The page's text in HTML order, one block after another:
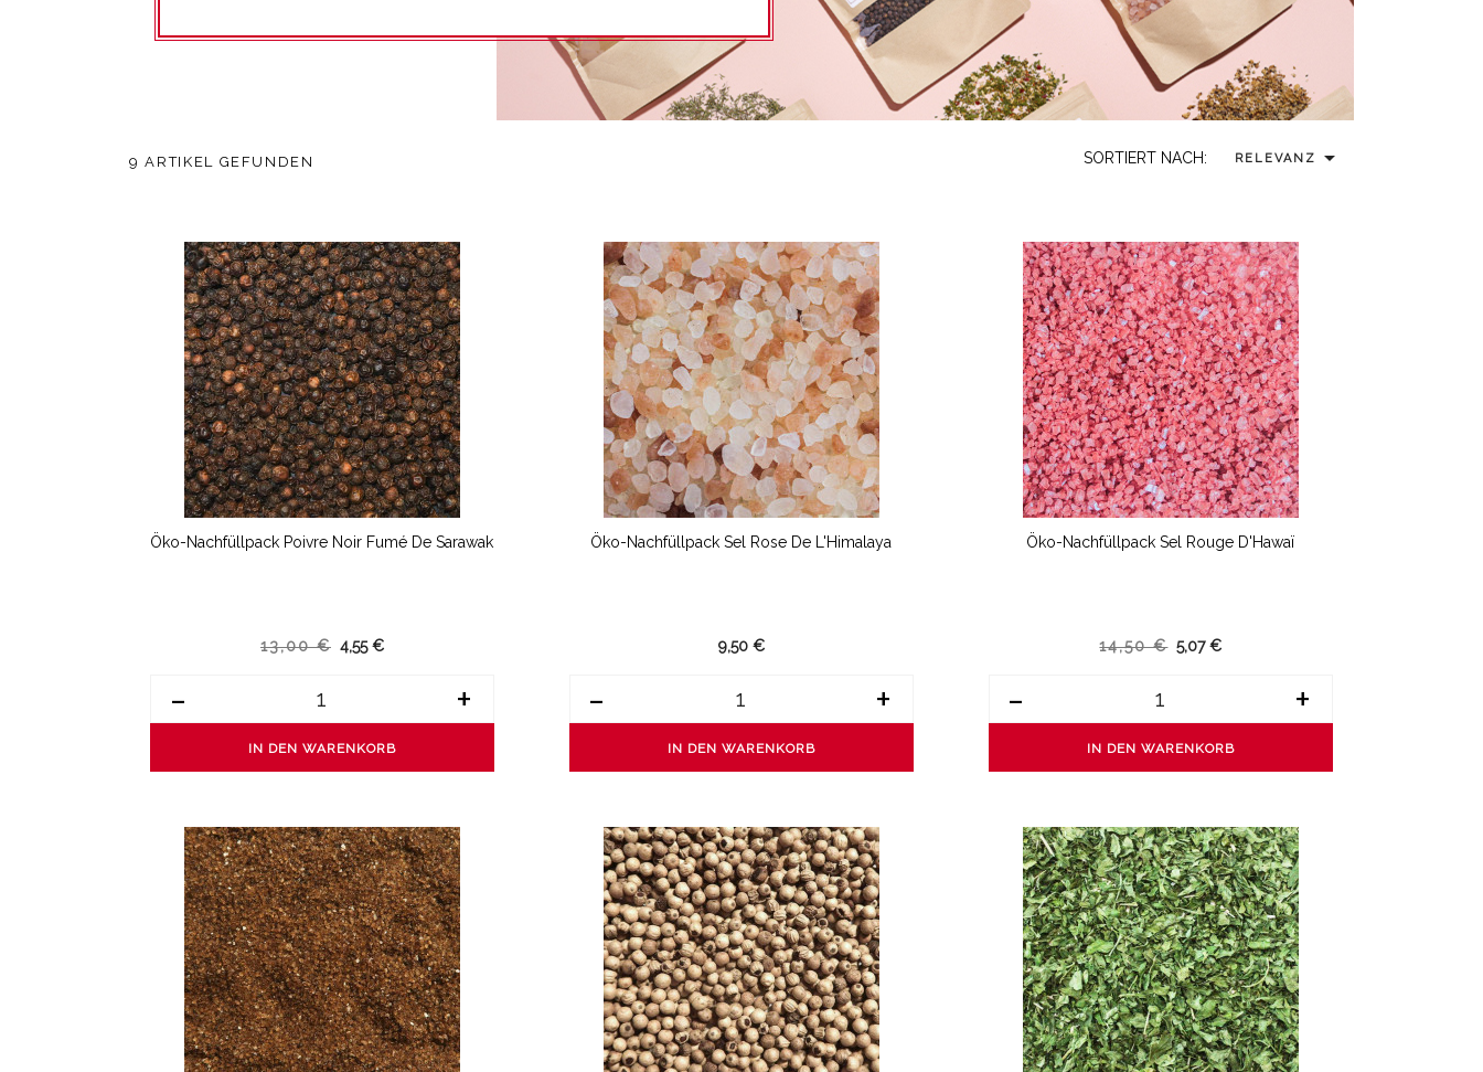
9 ARTIKEL GEFUNDEN SORTIERT NACH: RELEVANZ 
Öko-Nachfüllpack Poivre Noir Fumé De Sarawak
13,00 € 4,55 €
- +
IN DEN WARENKORB
Öko-Nachfüllpack Sel Rose De L'Himalaya
9,50 €
- +
IN DEN WARENKORB
Öko-Nachfüllpack Sel Rouge D'Hawaï
14,50 € 5,07 €
- +
IN DEN WARENKORB